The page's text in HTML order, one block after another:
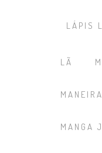
LÁPIS
LÃ
MANGA